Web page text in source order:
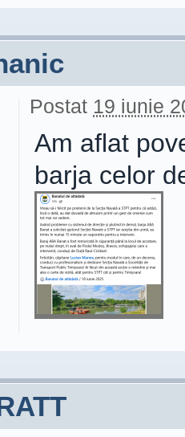
Postat 19 iunie
Am aflat
barja celor